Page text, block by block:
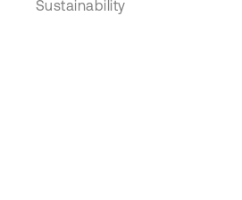
Sustainability